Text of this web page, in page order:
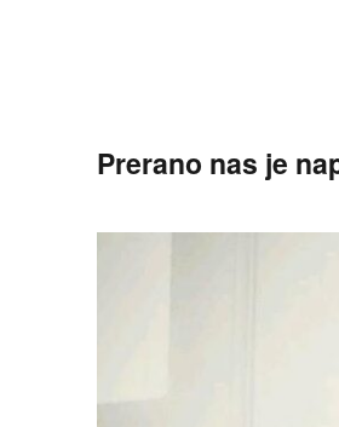
Prerano nas je